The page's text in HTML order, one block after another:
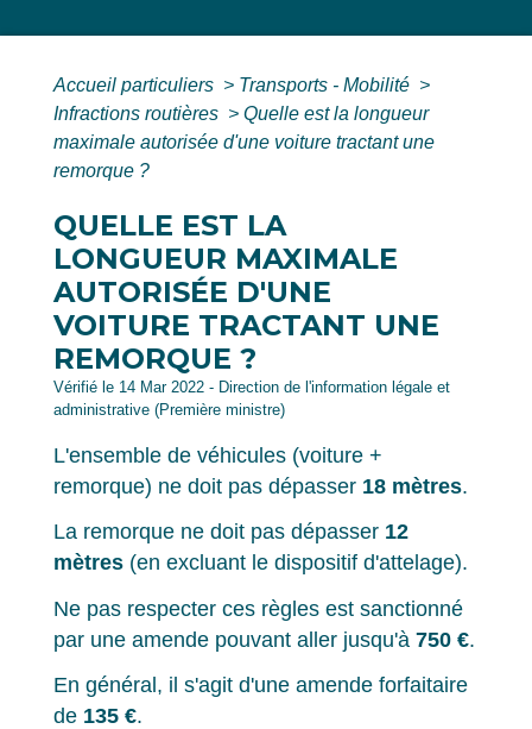
Accueil particuliers > Transports - Mobilité >
Infractions routières > Quelle est la longueur
maximale autorisée d'une voiture tractant une
remorque ?
QUELLE EST LA
LONGUEUR MAXIMALE
AUTORISÉE D'UNE
VOITURE TRACTANT UNE
REMORQUE ?
Vérifié le 14 Mar 2022 - Direction de l'information légale et
administrative (Première ministre)
L'ensemble de véhicules (voiture +
remorque) ne doit pas dépasser 18 mètres.
La remorque ne doit pas dépasser 12
mètres (en excluant le dispositif d'attelage).
Ne pas respecter ces règles est sanctionné
par une amende pouvant aller jusqu'à 750 €.
En général, il s'agit d'une amende forfaitaire
de 135 €.